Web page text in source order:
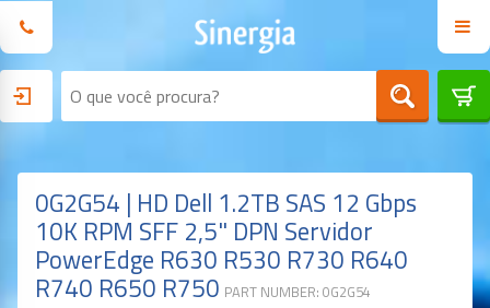
0G2G54 | HD Dell 1.2TB SAS 12 Gbps
10K RPM SFF 2,5" DPN Servidor
PowerEdge R630 R530 R730 R640
R740 R650 R750 PART NUMBER: 0G2G54